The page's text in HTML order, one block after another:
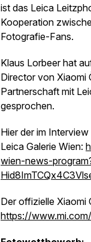
ist das Leica
Kooperation
Fotografie-Fans.
Klaus Lorbeer hat
Director von Xiaomi
Partnerschaft mit
gesprochen.
Hier der im
Leica Galerie Wien:
wien-news-
Der offizielle Xiaomi
https://